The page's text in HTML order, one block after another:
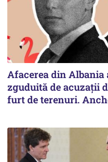
Afacerea din Albania
zguduită de acuzații
furt de terenuri.